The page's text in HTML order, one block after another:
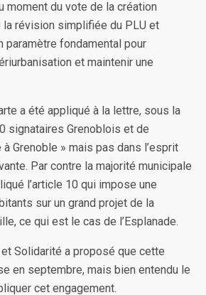
moment du vote de la création
la révision simplifiée du PLU et
paramètre fondamental pour
et maintenir une
a été appliqué à la lettre, sous la
signataires Grenoblois et de
à Grenoble » mais pas dans l’esprit
Par contre la majorité municipale
l’article 10 qui impose une
sur un grand projet de la
ce qui est le cas de l’Esplanade.
Solidarité a proposé que cette
en septembre, mais bien entendu le
cet engagement.